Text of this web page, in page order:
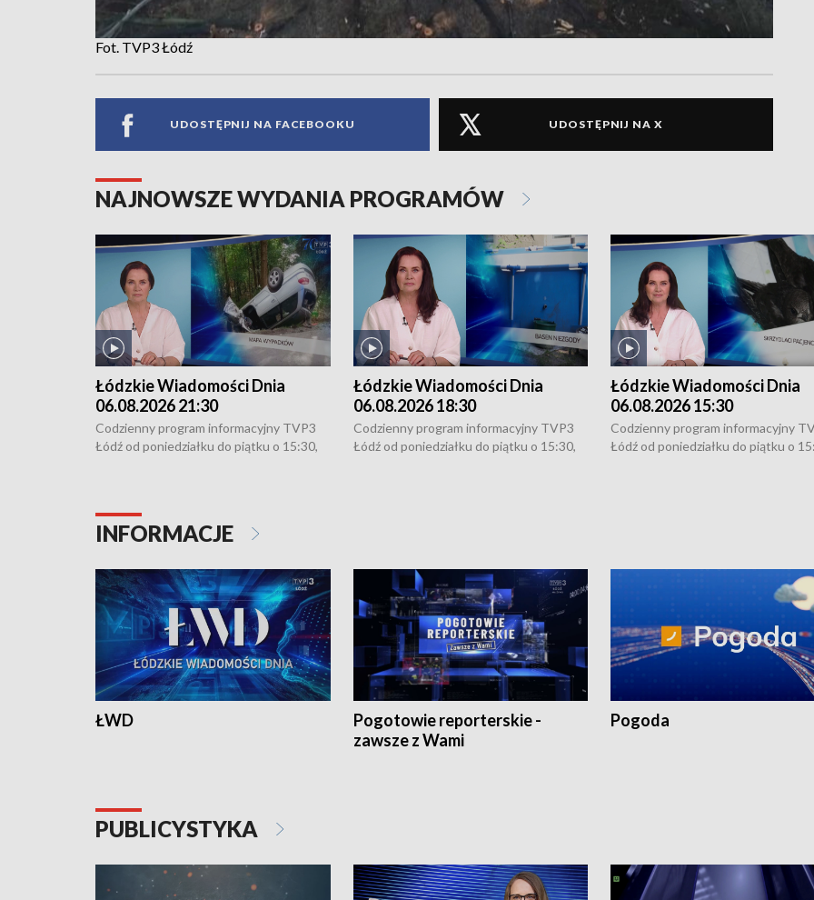
Fot. TVP3 Łódź
UDOSTĘPNIJ NA FACEBOOKU UDOSTĘPNIJ NA X
NAJNOWSZE WYDANIA PROGRAMÓW
Łódzkie Wiadomości Dnia
06.08.2026 21:30
Codzienny program informacyjny TVP3
Łódź od poniedziałku do piątku o 15:30,
Łódzkie Wiadomości Dnia
06.08.2026 18:30
Codzienny program informacyjny TVP3
Łódź od poniedziałku do piątku o 15:30,
Łódzkie Wiadomości Dnia
06.08.2026 15:30
Codzienny program informacyjny
Łódź od poniedziałku do piątku o
INFORMACJE
ŁWD
Pogotowie reporterskie -
zawsze z Wami
Pogoda
PUBLICYSTYKA